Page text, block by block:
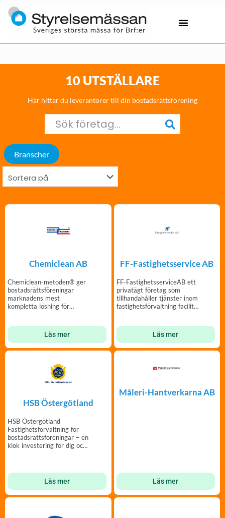
10 UTSTÄLLARE
Här hittar du leverantörer till din bostadsrättsförening
Branscher
Chemiclean AB
Chemiclean-metoden® ger
bostadsrättsföreningar
marknadens mest
kompletta lösning för
Läs mer
FF-Fastighetsservice AB
FF-FastighetsserviceAB ett
privatägt företag som
tillhandahåller tjänster inom
fastighetsförvaltning facility
Läs mer
HSB Östergötland
HSB Östergötland
Fastighetsförvaltning för
bostadsrättsföreningar – en
klok investering för dig och
Läs mer
Måleri-Hantverkarna AB
Läs mer